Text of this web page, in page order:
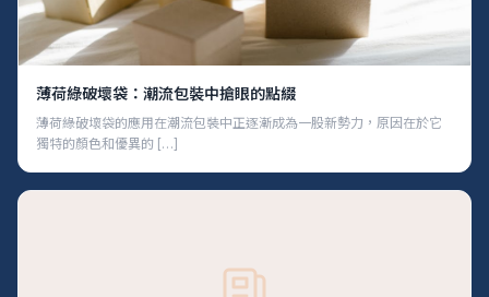
薄荷綠破壞袋：潮流包裝中搶眼的點綴
薄荷綠破壞袋的應用在潮流包裝中正逐漸成為一股新勢力，原因在於它
獨特的顏色和優異的 […]